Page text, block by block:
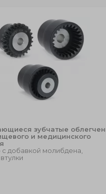
зубчатые
и медицинского
добавкой молибдена,